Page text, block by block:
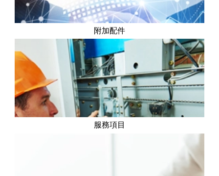
服務項目